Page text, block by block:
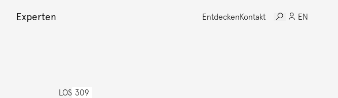
Experten EntdeckenKontakt EN
LOS 309